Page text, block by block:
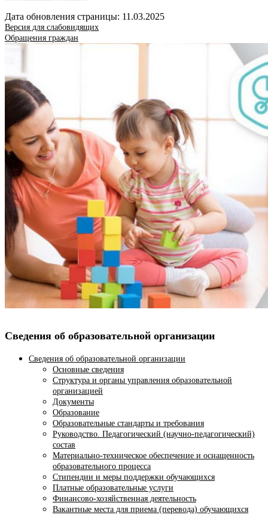
Дата обновления страницы: 11.03.2025
Версия для слабовидящих
Обращения граждан
Сведения об образовательной организации
Сведения об образовательной организации
Основные сведения
Структура и органы управления образовательной
организацией
Документы
Образование
Образовательные стандарты и требования
Руководство. Педагогический (научно-педагогический)
состав
Материально-техническое обеспечение и оснащенность
образовательного процесса
Стипендии и меры поддержки обучающихся
Платные образовательные услуги
Финансово-хозяйственная деятельность
Вакантные места для приема (перевода) обучающихся